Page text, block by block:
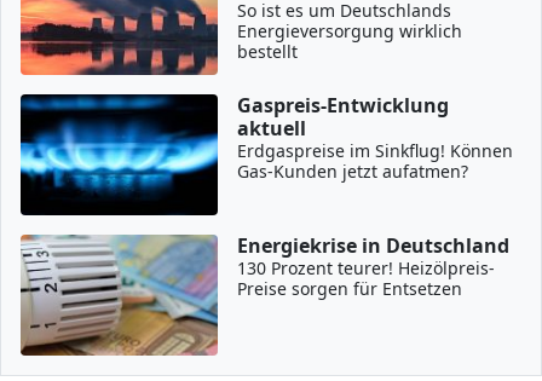
So ist es um Deutschlands
Energieversorgung wirklich
bestellt
Gaspreis-Entwicklung
aktuell
Erdgaspreise im Sinkflug! Können
Gas-Kunden jetzt aufatmen?
Energiekrise in Deutschland
130 Prozent teurer! Heizölpreis-
Preise sorgen für Entsetzen